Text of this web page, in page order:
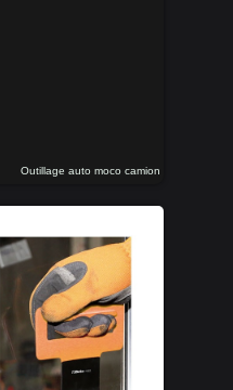
Outillage auto moco camion